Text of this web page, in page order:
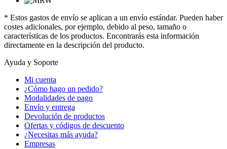
* Estos gastos de envío se aplican a un envío estándar. Pueden haber
costes adicionales, por ejemplo, debido al peso, tamaño o
características de los productos. Encontrarás esta información
directamente en la descripción del producto.
Ayuda y Soporte
Mi cuenta
¿Cómo hago un pedido?
Modalidades de pago
Envío y entrega
Devolución de productos
Ofertas y códigos de descuento
¿Necesitas más ayuda?
Empresas